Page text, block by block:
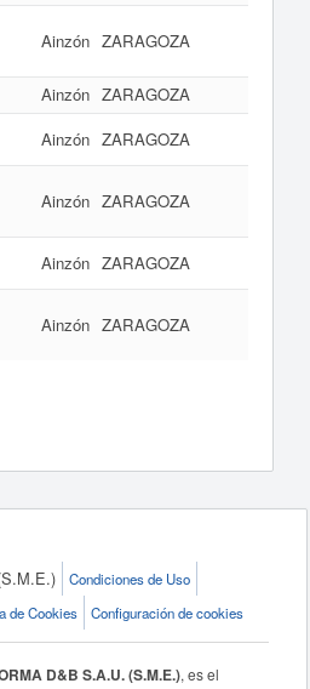
Ainzón ZARAGOZA
Ainzón ZARAGOZA
Ainzón ZARAGOZA
Ainzón ZARAGOZA
Ainzón ZARAGOZA
Ainzón ZARAGOZA
Condiciones de Uso
de Cookies Configuración de cookies
D&B S.A.U. (S.M.E.), es el